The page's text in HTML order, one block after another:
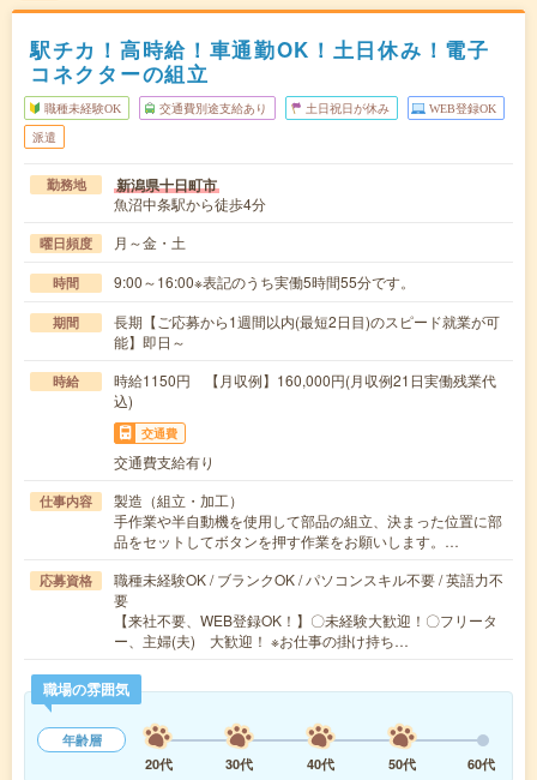
駅チカ！高時給！車通勤OK！土日休み！電子
コネクターの組立
職種未経験OK 交通費別途支給あり 土日祝日が休み WEB登録OK
派遣
勤務地 新潟県十日町市
魚沼中条駅から徒歩4分
曜日頻度 月～金・土
時間 9:00～16:00※表記のうち実働5時間55分です。
期間
長期【ご応募から1週間以内(最短2日目)のスピード就業が可
能】即日～
時給
時給1150円 【月収例】160,000円(月収例21日実働残業代
込)
交通費
交通費支給有り
仕事内容
製造（組立・加工）
手作業や半自動機を使用して部品の組立、決まった位置に部
品をセットしてボタンを押す作業をお願いします。…
応募資格
職種未経験OK / ブランクOK / パソコンスキル不要 / 英語力不
要
【来社不要、WEB登録OK！】〇未経験大歓迎！〇フリータ
ー、主婦(夫) 大歓迎！ ※お仕事の掛け持ち…
職場の雰囲気
年齢層
20代
30代 40代 50代 60代